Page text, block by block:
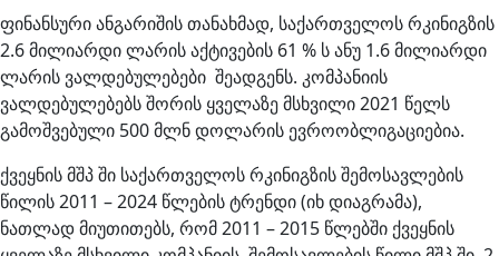
ფინანსური ანგარიშის თანახმად, საქართველოს რკინიგზის
2.6 მილიარდი ლარის აქტივების 61 % ს ანუ 1.6 მილიარდი
ლარის ვალდებულებები შეადგენს. კომპანიის
ვალდებულებებს შორის ყველაზე მსხვილი 2021 წელს
გამოშვებული 500 მლნ დოლარის ევროობლიგაციებია.
ქვეყნის მშპ ში საქართველოს რკინიგზის შემოსავლების
წილის 2011 – 2024 წლების ტრენდი (იხ დიაგრამა),
ნათლად მიუთითებს, რომ 2011 – 2015 წლებში ქვეყნის